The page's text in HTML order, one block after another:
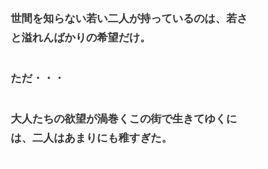
世間を知らない若い二人が持っているのは、若さ
と溢れんばかりの希望だけ。
ただ・・・
大人たちの欲望が渦巻くこの街で生きてゆくに
は、二人はあまりにも稚すぎた。